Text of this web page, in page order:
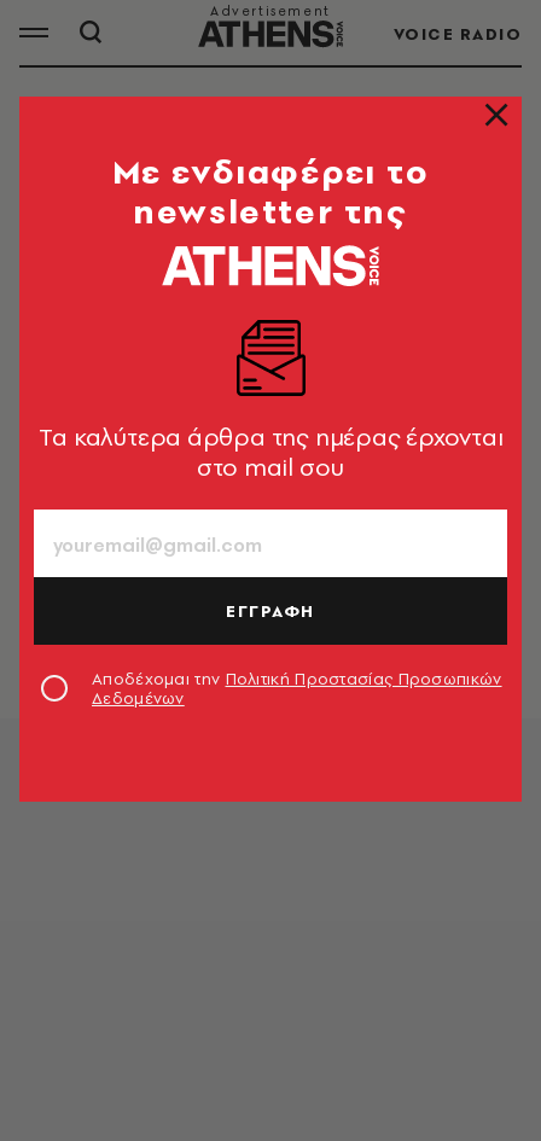
VOICE RADIO
ΛΑΙΚΑ ΤΡΑΓΟΥΔΙΑ
ΟΛΑ ΤΑ ΑΡΘΡΑ ΤΟΥ TAG
ΠΟΛΕΙΣ
«Σαλονικιός» του τραγουδιού που
ερμήνευε ο Στράτος Διονυσίου;
ΜΟΥΣΙΚΗ
Τεκετζήδες: Η παρέα που έκανε το
ρεμπέτικο/λαϊκό τραγούδι viral
Μαριάννα Μανωλοπούλου
Mε ενδιαφέρει το
newsletter της
Tα καλύτερα άρθρα της ημέρας έρχονται
στο mail σου
ΕΓΓΡΑΦΗ
Αποδέχομαι την Πολιτική Προστασίας Προσωπικών
Δεδομένων